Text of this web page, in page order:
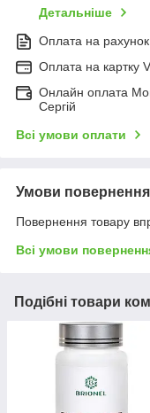
Детальніше
Оплата на рахунок
Оплата на картку
Онлайн оплата
Сергій
Всі умови оплати
Умови повернення
Повернення товару
Всі умови
Подібні товари